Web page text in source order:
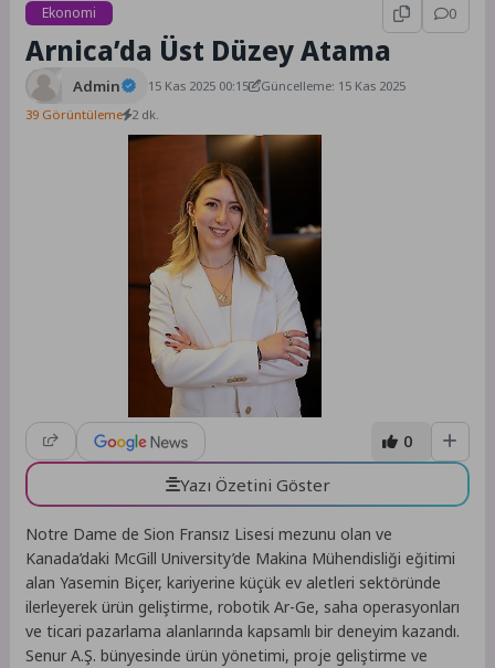
Ekonomi 0
Arnica’da Üst Düzey Atama
Admin 15 Kas 2025 00:15
Güncelleme: 15 Kas 2025
39 Görüntüleme 2 dk.
0
Yazı Özetini Göster
Notre Dame de Sion Fransız Lisesi mezunu olan ve
Kanada’daki McGill University’de Makina Mühendisliği eğitimi
alan Yasemin Biçer, kariyerine küçük ev aletleri sektöründe
ilerleyerek ürün geliştirme, robotik Ar-Ge, saha operasyonları
ve ticari pazarlama alanlarında kapsamlı bir deneyim kazandı.
Senur A.Ş. bünyesinde ürün yönetimi, proje geliştirme ve